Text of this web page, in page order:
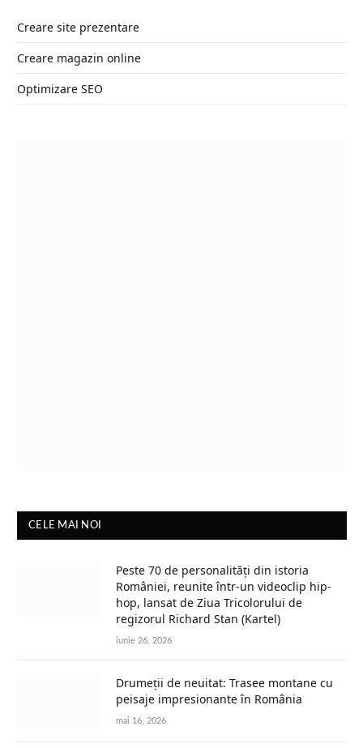
Creare site prezentare
Creare magazin online
Optimizare SEO
CELE MAI NOI
Peste 70 de personalități din istoria
României, reunite într-un videoclip hip-
hop, lansat de Ziua Tricolorului de
regizorul Richard Stan (Kartel)
iunie 26, 2026
Drumeții de neuitat: Trasee montane cu
peisaje impresionante în România
mai 16, 2026